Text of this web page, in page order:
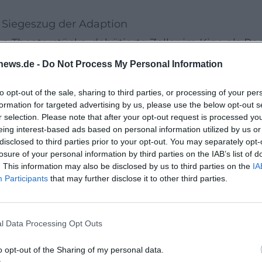
- Do Not Process My Personal Information
opt-out of the sale, sharing to third parties, or processing of your
for targeted advertising by us, please use the below opt-out
selection. Please note that after your opt-out request is processed
interest-based ads based on personal information utilized by us
to third parties prior to your opt-out. You may separately
of your personal information by third parties on the IAB’s list of
This information may also be disclosed by us to third parties on the
Participants that may further disclose it to other third parties.
Data Processing Opt Outs
opt-out of the Sharing of my personal data.
der Adaption
Theaterstücks, debütierte Zeller im Kino als
Zeitkontinuum – eine ästhetische
Tonarten, Figurenkonstellationen verwandeln
Darstellungen und einer
Für das Drehbuch wurde Zeller gemeinsam
Father gilt seither als Referenzwerk für die
mit familiären Dynamiken und
der Film mit repetitiven Motiven –
Wellenbewegungen. Die kritische
Zellers Bereitschaft, Risiken einzugehen